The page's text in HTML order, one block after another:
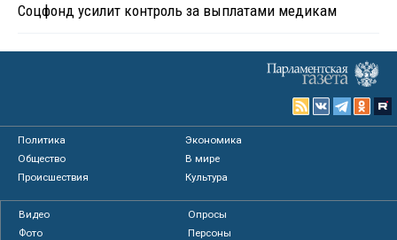
Соцфонд усилит контроль за выплатами медикам
Политика
Экономика
Общество
В мире
Происшествия
Культура
Видео
Опросы
Фото
Персоны